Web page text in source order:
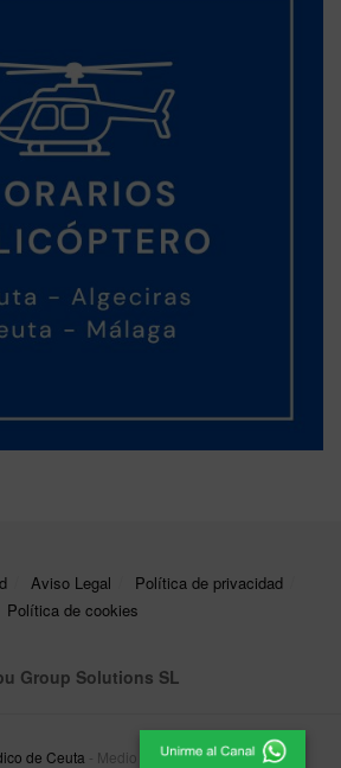
Aviso Legal
Política de privacidad
Política de cookies
Group Solutions SL
de Ceuta - Medio de Comunicación